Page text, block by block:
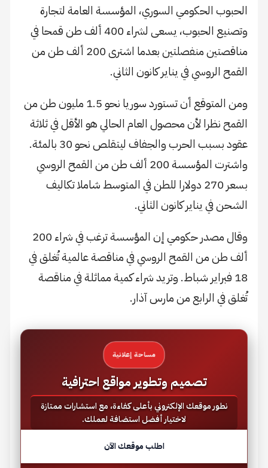
الحبوب الحكومي السوري، المؤسسة العامة لتجارة
وتصنيع الحبوب، يسعى لشراء 400 ألف طن قمحا في
مناقصتين منفصلتين بعدما اشترى 200 ألف طن من
القمح الروسي في يناير كانون الثاني.
ومن المتوقع أن تستورد سوريا نحو 1.5 مليون طن من
القمح نظرا لأن محصول العام الحالي هو الأقل في ثلاثة
عقود بسبب الحرب والجفاف ليتقلص نحو 30 بالمئة.
واشترت المؤسسة 200 ألف طن من القمح الروسي
بسعر 270 دولارا للطن في المتوسط شاملا تكاليف
الشحن في يناير كانون الثاني.
وقال مصدر حكومي إن المؤسسة ترغب في شراء 200
ألف طن من القمح الروسي في مناقصة عالمية تُغلق في
18 فبراير شباط. وتريد شراء كمية مماثلة في مناقصة
تُغلق في الرابع من مارس آذار.
مساحة إعلانية
تصميم وتطوير مواقع احترافية
نطور موقعك الإلكتروني بأعلى كفاءة، مع استشارات ممتازة
لاختيار أفضل استضافة لعملك.
اطلب موقعك الآن